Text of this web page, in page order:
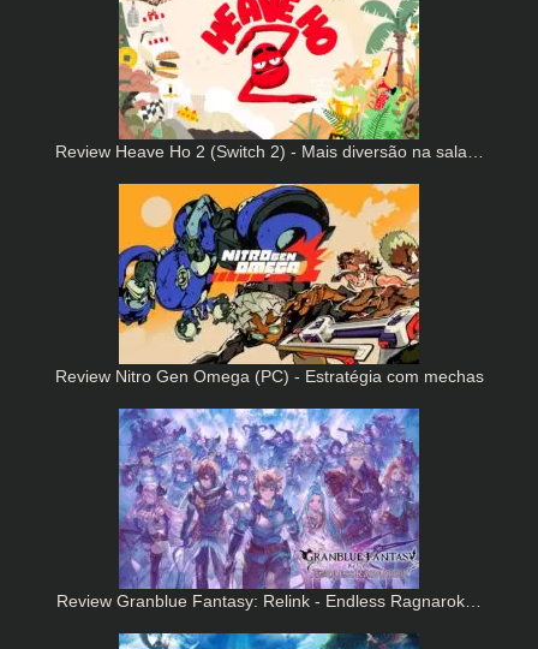
Review Heave Ho 2 (Switch 2) - Mais diversão na sala…
Review Nitro Gen Omega (PC) - Estratégia com mechas
Review Granblue Fantasy: Relink - Endless Ragnarok…